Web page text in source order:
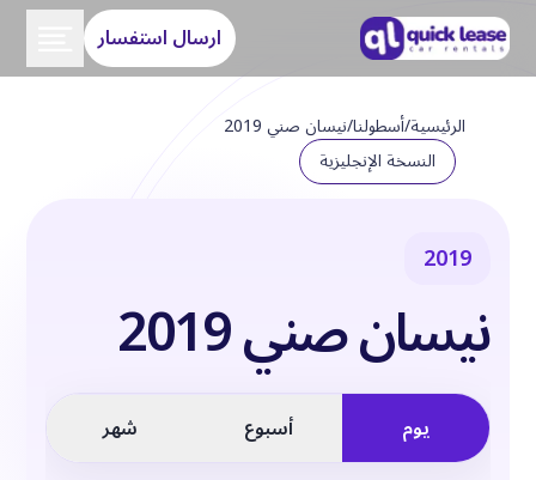
ارسال استفسار
الرئيسية/أسطولنا/نيسان صني 2019
النسخة الإنجليزية
2019
نيسان صني 2019
يوم أسبوع شهر